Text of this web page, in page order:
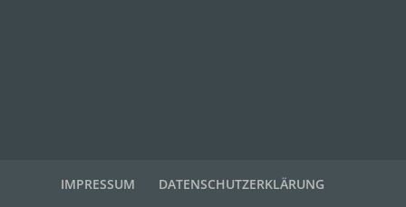
IMPRESSUM DATENSCHUTZERKLÄRUNG